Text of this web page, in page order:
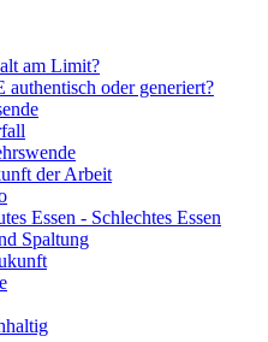
am Limit?
oder generiert?
der Arbeit
Essen - Schlechtes Essen
Spaltung